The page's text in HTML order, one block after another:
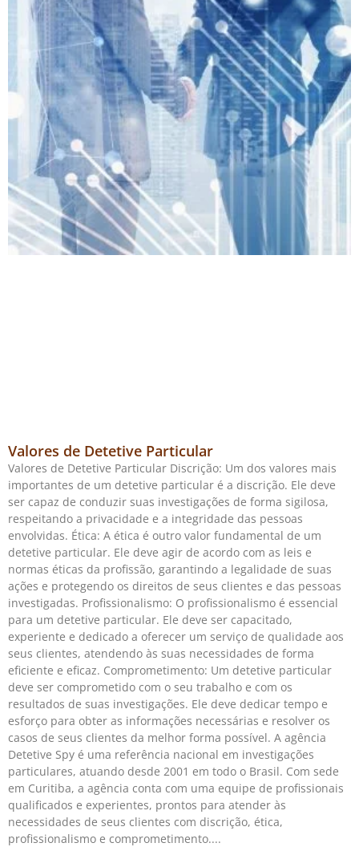
Valores de Detetive Particular
Valores de Detetive Particular Discrição: Um dos valores mais
importantes de um detetive particular é a discrição. Ele deve
ser capaz de conduzir suas investigações de forma sigilosa,
respeitando a privacidade e a integridade das pessoas
envolvidas. Ética: A ética é outro valor fundamental de um
detetive particular. Ele deve agir de acordo com as leis e
normas éticas da profissão, garantindo a legalidade de suas
ações e protegendo os direitos de seus clientes e das pessoas
investigadas. Profissionalismo: O profissionalismo é essencial
para um detetive particular. Ele deve ser capacitado,
experiente e dedicado a oferecer um serviço de qualidade aos
seus clientes, atendendo às suas necessidades de forma
eficiente e eficaz. Comprometimento: Um detetive particular
deve ser comprometido com o seu trabalho e com os
resultados de suas investigações. Ele deve dedicar tempo e
esforço para obter as informações necessárias e resolver os
casos de seus clientes da melhor forma possível. A agência
Detetive Spy é uma referência nacional em investigações
particulares, atuando desde 2001 em todo o Brasil. Com sede
em Curitiba, a agência conta com uma equipe de profissionais
qualificados e experientes, prontos para atender às
necessidades de seus clientes com discrição, ética,
profissionalismo e comprometimento.